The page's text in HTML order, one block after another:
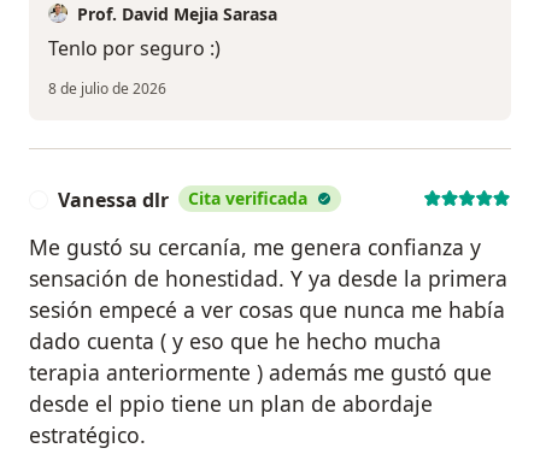
Prof. David Mejia Sarasa
Tenlo por seguro :)
8 de julio de 2026
Vanessa dlr Cita verificada
Me gustó su cercanía, me genera confianza y
sensación de honestidad. Y ya desde la primera
sesión empecé a ver cosas que nunca me había
dado cuenta ( y eso que he hecho mucha
terapia anteriormente ) además me gustó que
desde el ppio tiene un plan de abordaje
estratégico.